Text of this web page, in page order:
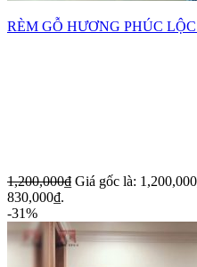
RÈM GỖ HƯƠNG PHÚC
1,200,000₫ Giá gốc là:
830,000₫.
-31%